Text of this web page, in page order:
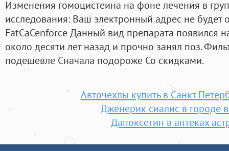
Изменения гомоцистеина на фоне лечения в
исследования: Ваш электронный адрес не будет
FatCaCenforce Данный вид препарата появился
около десяти лет назад и прочно занял поз.
подешевле Сначала подороже Со скидками.
Авточехлы купить в Санкт
Дженерик сиалис в городе
Дапоксетин в аптеках